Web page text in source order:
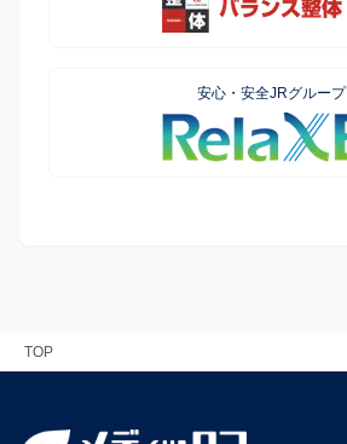
安心・安全JRグループ
TOP